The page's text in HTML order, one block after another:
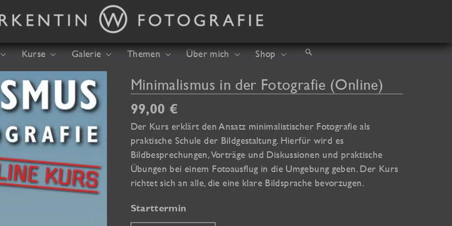
Kurse Galerie Themen Über mich Shop Suchen
Minimalismus in der Fotografie (Online)
99,00 €
Der Kurs erklärt den Ansatz minimalistischer Fotografie als
praktische Schule der Bildgestaltung. Hierfür wird es
Bildbesprechungen, Vorträge und Diskussionen und praktische
Übungen bei einem Fotoausflug in die Umgebung geben. Der Kurs
richtet sich an alle, die eine klare Bildsprache bevorzugen.
Starttermin